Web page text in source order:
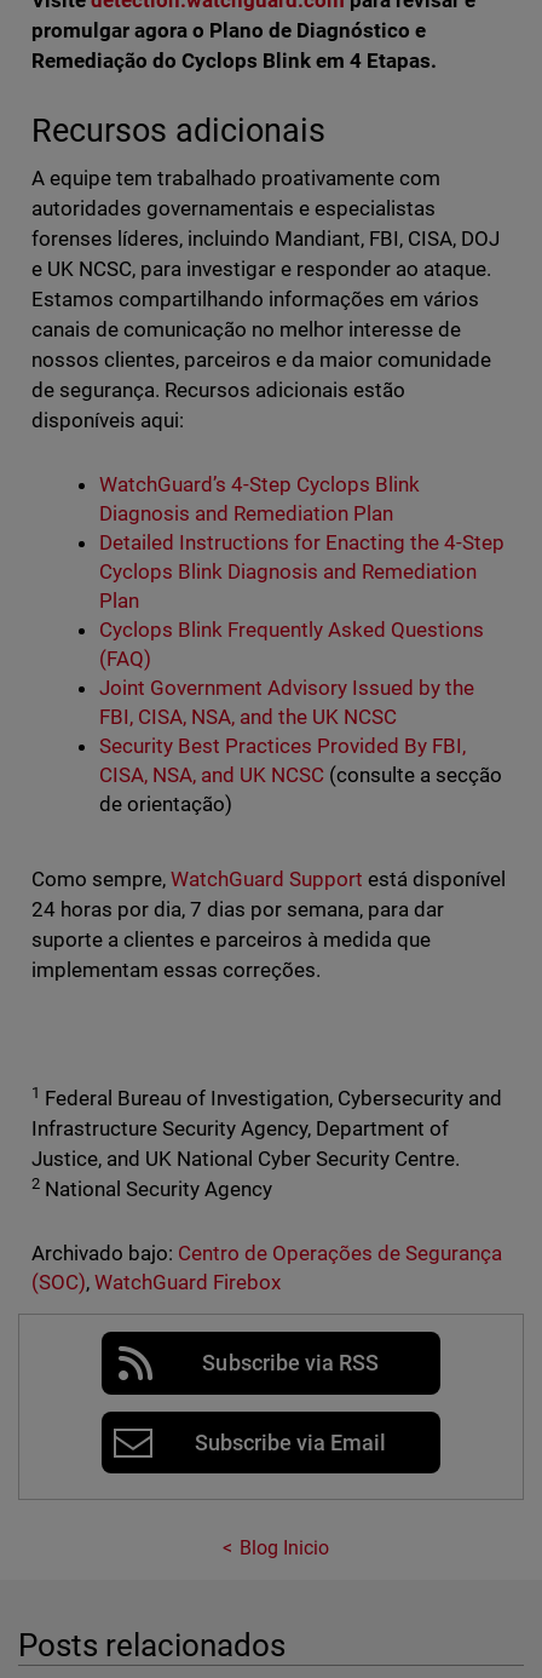
promulgar agora o Plano de Diagnóstico e
Remediação do Cyclops Blink em 4 Etapas.
Recursos adicionais
A equipe tem trabalhado proativamente com
autoridades governamentais e especialistas
forenses líderes, incluindo Mandiant, FBI, CISA, DOJ
e UK NCSC, para investigar e responder ao ataque.
Estamos compartilhando informações em vários
canais de comunicação no melhor interesse de
nossos clientes, parceiros e da maior comunidade
de segurança. Recursos adicionais estão
disponíveis aqui:
WatchGuard’s 4-Step Cyclops Blink
Diagnosis and Remediation Plan
Detailed Instructions for Enacting the 4-Step
Cyclops Blink Diagnosis and Remediation
Plan
Cyclops Blink Frequently Asked Questions
(FAQ)
Joint Government Advisory Issued by the
FBI, CISA, NSA, and the UK NCSC
Security Best Practices Provided By FBI,
CISA, NSA, and UK NCSC (consulte a secção
de orientação)
Como sempre, WatchGuard Support está disponível
24 horas por dia, 7 dias por semana, para dar
suporte a clientes e parceiros à medida que
implementam essas correções.
1 Federal Bureau of Investigation, Cybersecurity and
Infrastructure Security Agency, Department of
Justice, and UK National Cyber Security Centre.
2National Security Agency
Archivado bajo: Centro de Operações de Segurança
(SOC), WatchGuard Firebox
Subscribe via RSS
Subscribe via Email
Blog Inicio
Posts relacionados